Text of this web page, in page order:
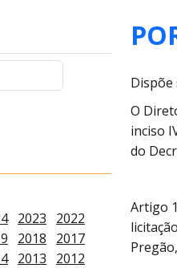
2023
2022
2018
2017
2013
2012
Dispõe
O
inciso
do
Artigo